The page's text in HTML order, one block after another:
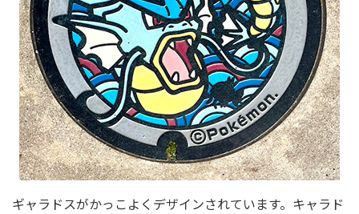
ギャラドスがかっこよくデザインされています。キャラド